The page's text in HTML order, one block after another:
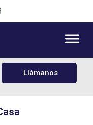
Llámanos